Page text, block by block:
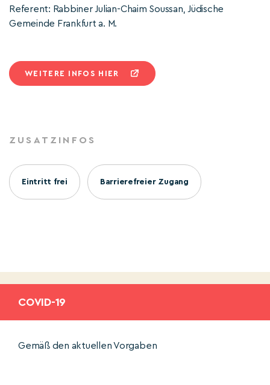
Referent: Rabbiner Julian-Chaim Soussan, Jüdische
Gemeinde Frankfurt a. M.
WEITERE INFOS HIER
ZUSATZINFOS
Eintritt frei Barrierefreier Zugang
COVID-19
Gemäß den aktuellen Vorgaben